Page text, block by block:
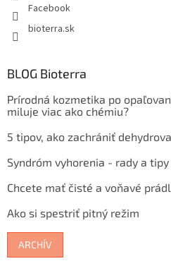
Facebook
bioterra.sk
BLOG Bioterra
Prírodná kozmetika po
miluje viac ako chémiu?
5 tipov, ako zachrániť
Syndróm vyhorenia - rady a
Chcete mať čisté a voňavé
Ako si spestriť pitný režim
ARCHÍV